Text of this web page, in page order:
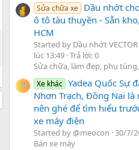
Sửa chữa xe Dầu nhớt
ô tô tàu thuyền - Sẵn
HCM
Started by Dầu nhớt VECTOR
lúc 13:49 Trả lời: 0
Sửa chữa, làm đẹp, phụ
Xe khác Yadea Quốc Sự
Nhơn Trạch, Đồng Nai là
nên ghé để tìm hiểu
xe máy điện
Started by @meocon 30/7/
Bán xe máy